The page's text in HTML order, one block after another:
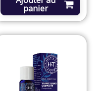
panier